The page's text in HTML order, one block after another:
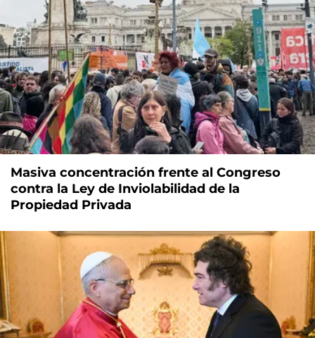
Masiva concentración frente al Congreso
contra la Ley de Inviolabilidad de la
Propiedad Privada